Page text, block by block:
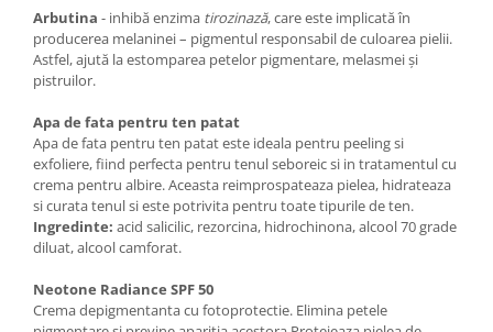
Arbutina - inhibă enzima tirozinază, care este implicată în
producerea melaninei – pigmentul responsabil de culoarea pielii.
Astfel, ajută la estomparea petelor pigmentare, melasmei și
pistruilor.
Apa de fata pentru ten patat
Apa de fata pentru ten patat este ideala pentru peeling si
exfoliere, fiind perfecta pentru tenul seboreic si in tratamentul cu
crema pentru albire. Aceasta reimprospateaza pielea, hidrateaza
si curata tenul si este potrivita pentru toate tipurile de ten.
Ingredinte: acid salicilic, rezorcina, hidrochinona, alcool 70 grade
diluat, alcool camforat.
Neotone Radiance SPF 50
Crema depigmentanta cu fotoprotectie. Elimina petele